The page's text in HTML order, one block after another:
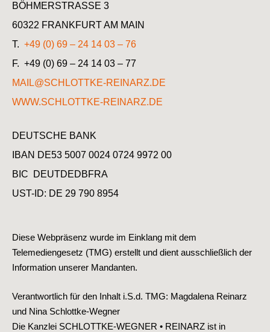
BÖHMERSTRASSE 3
60322 FRANKFURT AM MAIN
T. +49 (0) 69 – 24 14 03 – 76
F. +49 (0) 69 – 24 14 03 – 77
MAIL@SCHLOTTKE-REINARZ.DE
WWW.SCHLOTTKE-REINARZ.DE
DEUTSCHE BANK
IBAN DE53 5007 0024 0724 9972 00
BIC DEUTDEDBFRA
UST-ID: DE 29 790 8954
Diese Webpräsenz wurde im Einklang mit dem
Telemediengesetz (TMG) erstellt und dient ausschließlich der
Information unserer Mandanten.
Verantwortlich für den Inhalt i.S.d. TMG: Magdalena Reinarz
und Nina Schlottke-Wegner
Die Kanzlei SCHLOTTKE-WEGNER • REINARZ ist in